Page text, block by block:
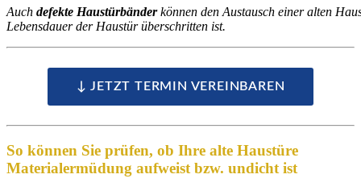
Auch defekte Haustürbänderkönnen den Austausch einer alten
Lebensdauer der Haustür überschritten ist.
↓ JETZT TERMIN VEREINBAREN
So können Sie prüfen, ob Ihre alte Haustüre
Materialermüdung aufweist bzw. undicht ist